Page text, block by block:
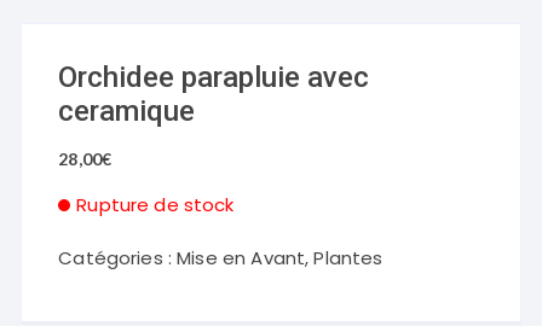
Orchidee parapluie avec
ceramique
28,00€
Rupture de stock
Catégories :Mise en Avant,Plantes